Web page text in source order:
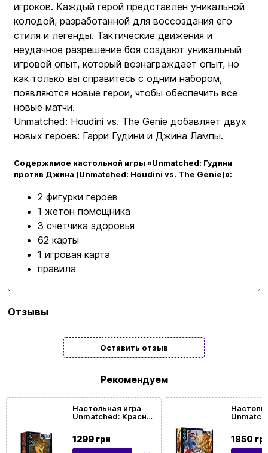
игроков. Каждый герой представлен уникальной
колодой, разработанной для воссоздания его
стиля и легенды. Тактические движения и
неудачное разрешение боя создают уникальный
игровой опыт, который вознаграждает опыт, но
как только вы справитесь с одним набором,
появляются новые герои, чтобы обеспечить все
новые матчи.
Unmatched: Houdini vs. The Genie добавляет двух
новых героев: Гарри Гудини и Джина Лампы.
Содержимое настольной игры «Unmatched: Гудини
против Джина (Unmatched: Houdini vs. The Genie)»:
2 фигурки героев
1 жетон помощника
3 счетчика здоровья
62 карты
1 игровая карта
правила
9 | 10 | 11 | 12+
Время игры < 30мин.
Отзывы
Оставить отзыв
Рекомендуем
1299 грн
Настольная игра
Unmatched: Красная
(Unmatched: Little
Red Riding Hood vs.
1850
Battle of
Volume
Возврат и обмен товаров
Политика конфиденциальности
Контакты
+380996393746
+380634324164
kubix.boardgames@gmail.com
Язык сайта:
Ваша корзина сейчас пуста
Просмотрите ассортимент нашего магазина и
вы обязательно найдете что-нибудь
интересное